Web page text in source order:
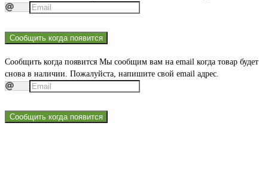
Сообщить когда появится
Сообщить когда появится Мы сообщим вам на email когда товар будет
снова в наличии. Пожалуйста, напишите свой email адрес.
Сообщить когда появится